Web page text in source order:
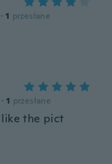
· 1 przesłane
· 1 przesłane
the pict